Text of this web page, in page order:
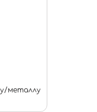
металлу